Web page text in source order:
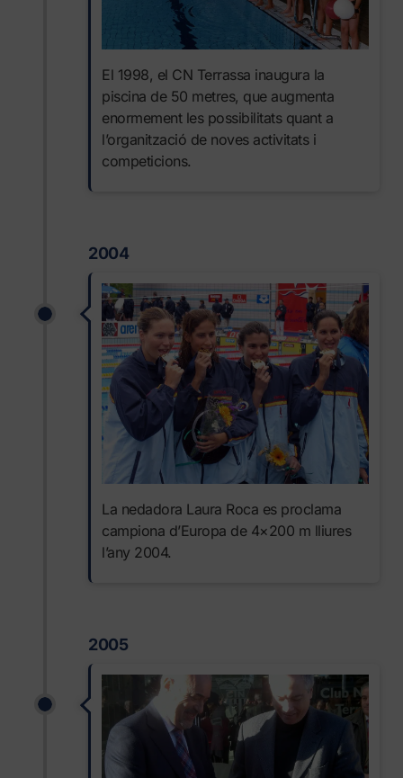
El 1998, el CN Terrassa inaugura la
piscina de 50 metres, que augmenta
enormement les possibilitats quant a
l’organització de noves activitats i
competicions.
2004
La nedadora Laura Roca es proclama
campiona d’Europa de 4×200 m lliures
l’any 2004.
2005